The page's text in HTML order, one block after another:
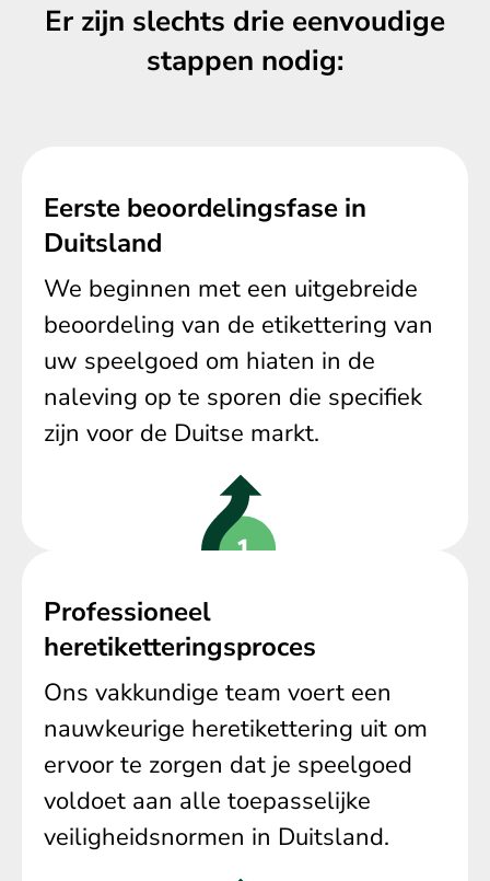
Er zijn slechts drie eenvoudige
stappen nodig:
Eerste beoordelingsfase in
Duitsland
We beginnen met een uitgebreide
beoordeling van de etikettering van
uw speelgoed om hiaten in de
naleving op te sporen die specifiek
zijn voor de Duitse markt.
Professioneel
heretiketteringsproces
Ons vakkundige team voert een
nauwkeurige heretikettering uit om
ervoor te zorgen dat je speelgoed
voldoet aan alle toepasselijke
veiligheidsnormen in Duitsland.